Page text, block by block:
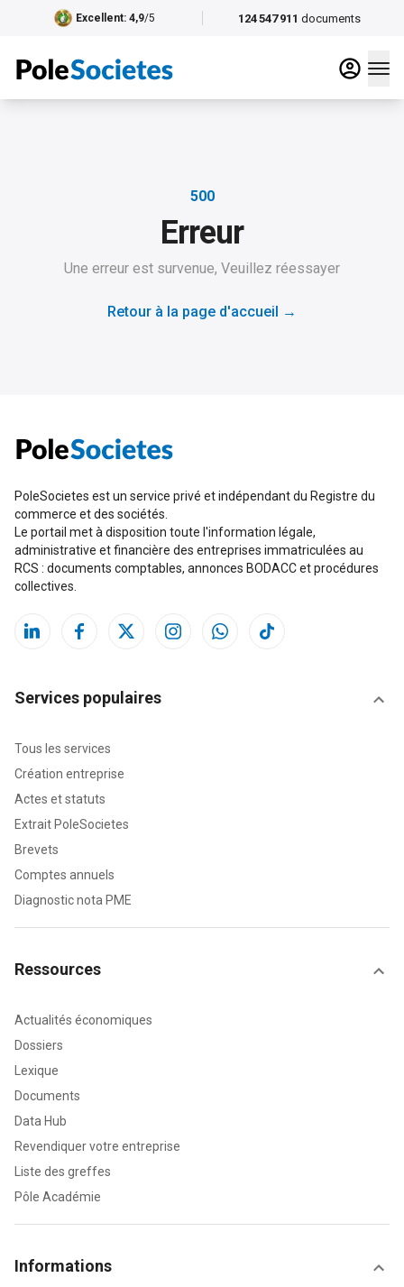
124 547 911 documents
Excellent: 4,9/5
500
Erreur
Une erreur est survenue, Veuillez réessayer
Retour à la page d'accueil →
PoleSocietes est un service privé et indépendant du Registre du
commerce et des sociétés.
Le portail met à disposition toute l'information légale,
administrative et financière des entreprises immatriculées au
RCS : documents comptables, annonces BODACC et procédures
collectives.
Services populaires
Tous les services
Création entreprise
Actes et statuts
Extrait PoleSocietes
Brevets
Comptes annuels
Diagnostic nota PME
Ressources
Actualités économiques
Dossiers
Lexique
Documents
Data Hub
Revendiquer votre entreprise
Liste des greffes
Pôle Académie
Informations